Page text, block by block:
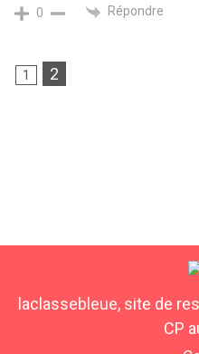
0 Répondre
1 2
laclassebleue, site de
CP